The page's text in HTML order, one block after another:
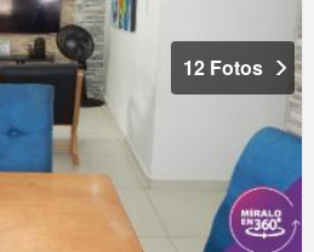
12 Fotos